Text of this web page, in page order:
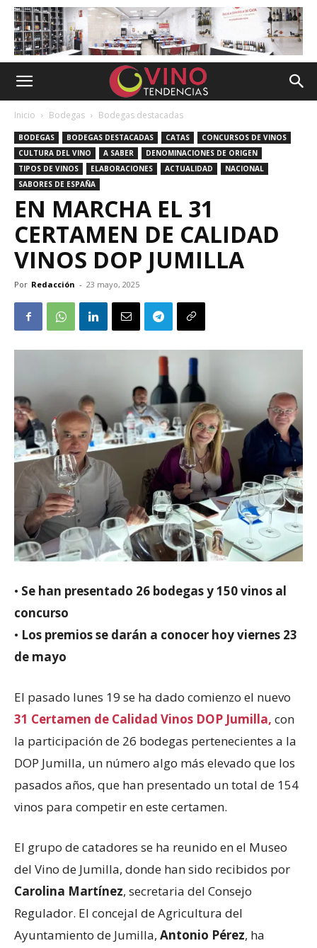
Inicio Bodegas Bodegas destacadas
BODEGAS BODEGAS DESTACADAS CATAS
CONCURSOS DE VINOS
CULTURA DEL VINO
A SABER
DENOMINACIONES DE ORIGEN
TIPOS DE VINOS
ELABORACIONES ACTUALIDAD
NACIONAL
SABORES DE ESPAÑA
EN MARCHA EL 31
CERTAMEN DE CALIDAD
VINOS DOP JUMILLA
Por Redacción - 23 mayo, 2025
• Se han presentado 26 bodegas y 150 vinos al
concurso
• Los premios se darán a conocer hoy viernes 23
de mayo
El pasado lunes 19 se ha dado comienzo el nuevo
31 Certamen de Calidad Vinos DOP Jumilla, con
la participación de 26 bodegas pertenecientes a la
DOP Jumilla, un número algo más elevado que los
pasados años, que han presentado un total de 154
vinos para competir en este certamen.
El grupo de catadores se ha reunido en el Museo
del Vino de Jumilla, donde han sido recibidos por
Carolina Martínez, secretaria del Consejo
Regulador. El concejal de Agricultura del
Ayuntamiento de Jumilla, Antonio Pérez, ha